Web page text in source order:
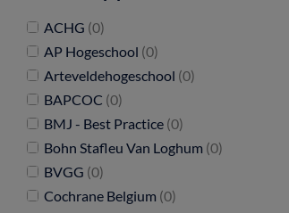
ACHG (0)
AP Hogeschool (0)
Arteveldehogeschool (0)
BAPCOC (0)
BMJ - Best Practice (0)
Bohn Stafleu Van Loghum (0)
BVGG (0)
Cochrane Belgium (0)